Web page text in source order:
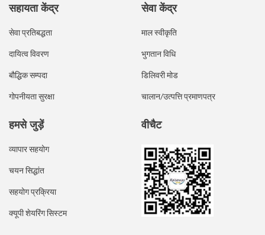
सहायता केंद्र
सेवा प्रतिबद्धता
दायित्व विवरण
बौद्धिक सम्पदा
गोपनीयता सुरक्षा
सेवा केंद्र
माल स्वीकृति
भुगतान विधि
डिलिवरी मोड
चालान/उत्पत्ति प्रमाणपत्र
हमसे जुड़ें
व्यापार सहयोग
चयन सिद्धांत
सहयोग प्रक्रिया
क्यूपी शेयरिंग सिस्टम
वीचैट